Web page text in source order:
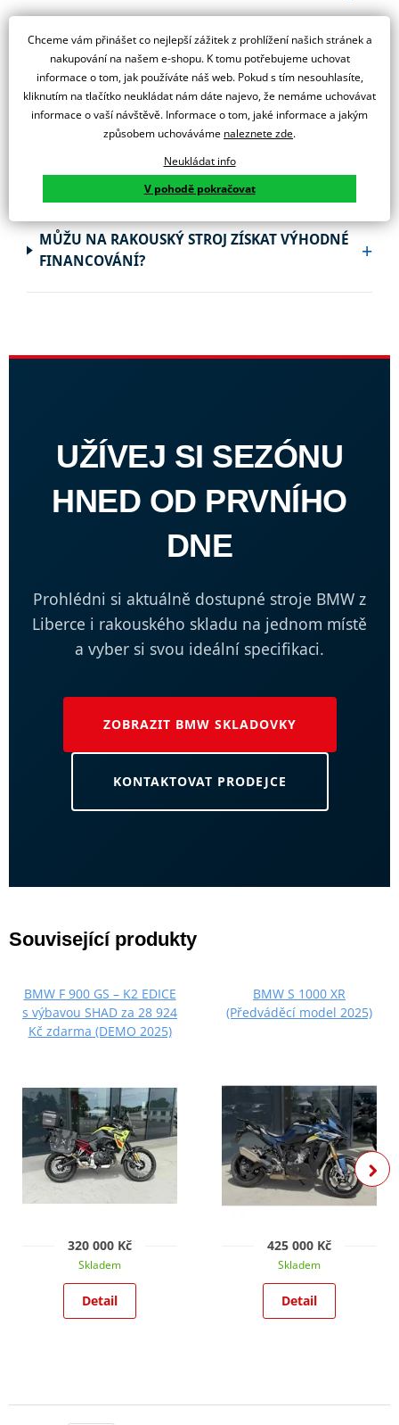
JAK RYCHLE DOSTANU MOTORKU Z EXTERNÍHO
SKLADU V RAKOUSKU?
+
JE ZÁRUKA U RAKOUSKÝCH MODELŮ STEJNÁ
JAKO V ČR?
MŮŽU NA RAKOUSKÝ STROJ ZÍSKAT VÝHODNÉ
FINANCOVÁNÍ?
+
UŽÍVEJ SI SEZÓNU
HNED OD PRVNÍHO
DNE
Prohlédni si aktuálně dostupné stroje BMW z
Liberce i rakouského skladu na jednom místě
a vyber si svou ideální specifikaci.
ZOBRAZIT BMW SKLADOVKY
KONTAKTOVAT PRODEJCE
Související produkty
BMW F 900 GS – K2 EDICE
s výbavou SHAD za 28 924
Kč zdarma (DEMO 2025)
320 000 Kč
Skladem
Detail
BMW S 1000 XR
(Předváděcí model 2025)
425 000 Kč
Skladem
Detail
Chceme vám přinášet co nejlepší zážitek z prohlížení našich stránek a
nakupování na našem e-shopu. K tomu potřebujeme uchovat
informace o tom, jak používáte náš web. Pokud s tím nesouhlasíte,
kliknutím na tlačítko neukládat nám dáte najevo, že nemáme uchovávat
informace o vaší návštěvě. Informace o tom, jaké informace a jakým
způsobem uchováváme naleznete zde.
Neukládat info
V pohodě pokračovat